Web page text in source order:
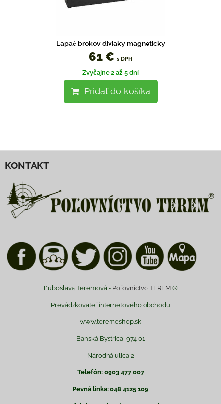
Lapač brokov diviaky magneticky
61 € s DPH
Zvyčajne 2 až 5 dní
Pridať do košíka
KONTAKT
Ľuboslava Teremová - Poľovnictvo TEREM®
Prevádzkovateľ internetového obchodu
www.teremeshop.sk
Banská Bystrica, 974 01
Národná ulica 2
Telefón: 0903 477 007
Pevná linka: 048 4125 109